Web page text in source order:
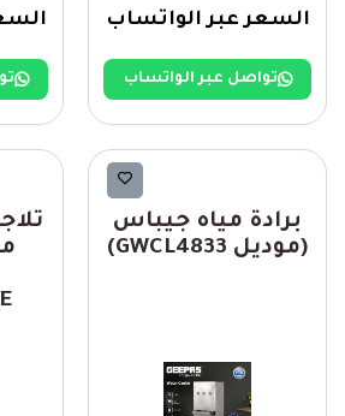
السعر عبر الواتساب
تواصل عبر الواتساب
برادة مياه جيباس
(موديل GWCL4833)